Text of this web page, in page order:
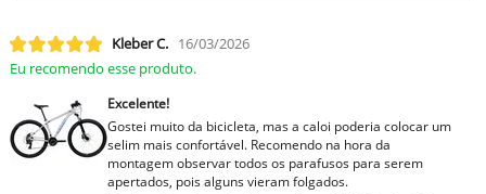
Kleber C. 16/03/2026
Eu recomendo esse produto.
Excelente!
Gostei muito da bicicleta, mas a caloi poderia colocar um
selim mais confortável. Recomendo na hora da
montagem observar todos os parafusos para serem
apertados, pois alguns vieram folgados.